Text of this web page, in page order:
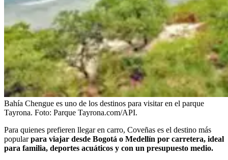
Bahía Chengue es uno de los destinos para visitar en el parque
Tayrona. Foto: Parque Tayrona.com/API.
Para quienes prefieren llegar en carro, Coveñas es el destino más
popularpara viajar desde Bogotá o Medellín por carretera, ideal
para familia, deportes acuáticos y con un presupuesto medio.